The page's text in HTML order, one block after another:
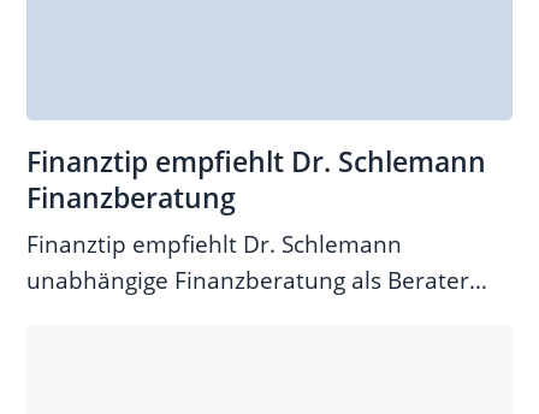
Finanztip empfiehlt Dr. Schlemann
Finanzberatung
Finanztip empfiehlt Dr. Schlemann
unabhängige Finanzberatung als Berater